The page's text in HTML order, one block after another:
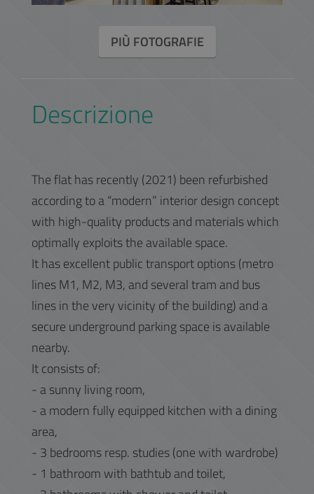
PIÙ FOTOGRAFIE
Descrizione
The flat has recently (2021) been refurbished
according to a “modern” interior design concept
with high-quality products and materials which
optimally exploits the available space.
It has excellent public transport options (metro
lines M1, M2, M3, and several tram and bus
lines in the very vicinity of the building) and a
secure underground parking space is available
nearby.
It consists of:
- a sunny living room,
- a modern fully equipped kitchen with a dining
area,
- 3 bedrooms resp. studies (one with wardrobe)
- 1 bathroom with bathtub and toilet,